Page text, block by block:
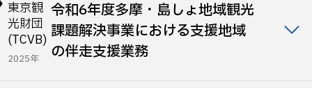
東京観
光財団
(TCVB)
2025年
令和6年度多摩・島しょ地域観光
課題解決事業における支援地域
の伴走支援業務